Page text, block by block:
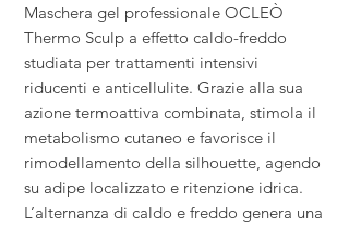
Maschera gel professionale OCLEÒ
Thermo Sculp a effetto caldo-freddo
studiata per trattamenti intensivi
riducenti e anticellulite. Grazie alla sua
azione termoattiva combinata, stimola il
metabolismo cutaneo e favorisce il
rimodellamento della silhouette, agendo
su adipe localizzato e ritenzione idrica.
L’alternanza di caldo e freddo genera una